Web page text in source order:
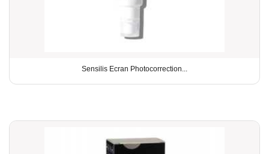
Sensilis Ecran Photocorrection...